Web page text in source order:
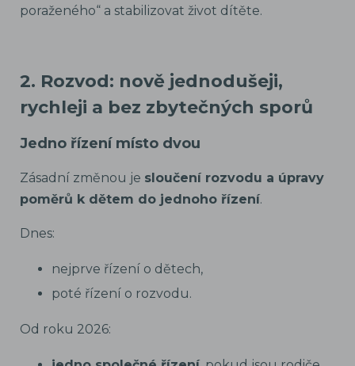
poraženého“ a stabilizovat život dítěte.
2. Rozvod: nově jednodušeji,
rychleji a bez zbytečných sporů
Jedno řízení místo dvou
Zásadní změnou je sloučení rozvodu a úpravy
poměrů k dětem do jednoho řízení.
Dnes:
nejprve řízení o dětech,
poté řízení o rozvodu.
Od roku 2026: